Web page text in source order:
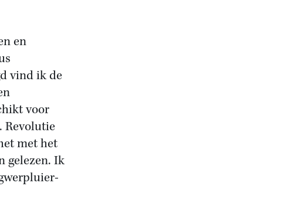
en
vind ik de
voor
Revolutie
met het
gelezen. Ik